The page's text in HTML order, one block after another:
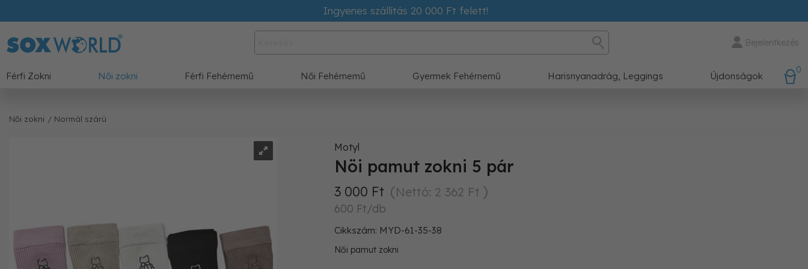
Ingyenes szállítás 20 000 Ft felett!
Bejelentkezés
Férfi Zokni Női zokni Férfi Fehérnemű Női Fehérnemű Gyermek Fehérnemű Harisnyanadrág, Leggings Újdonságok
0
Női zokni / Normál szárú
Motyl
Nöi pamut zokni 5 pár
3 000 Ft Nettó: 2 362 Ft
600 Ft/db
Cikkszám: MYD-61-35-38
Női pamut zokni